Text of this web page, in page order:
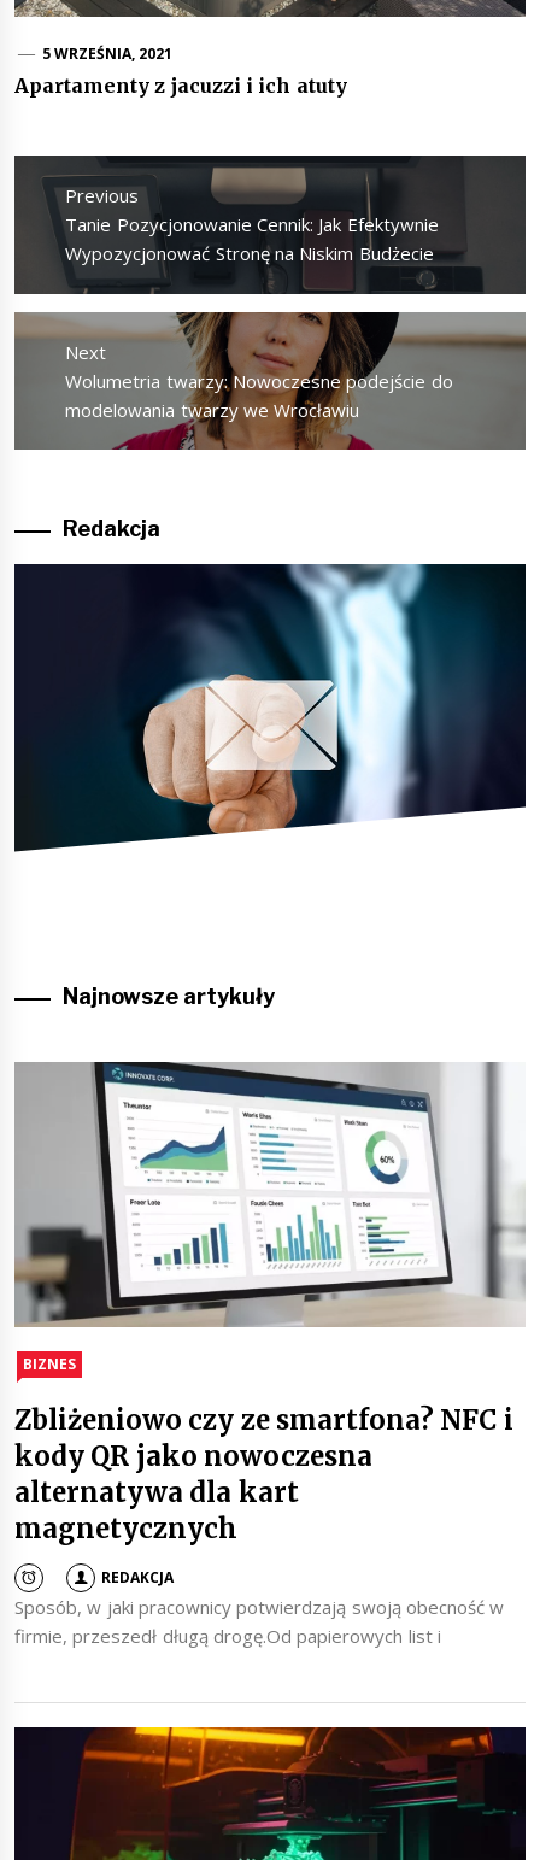
5 WRZEŚNIA, 2021
Apartamenty z jacuzzi i ich atuty
Nawigacja
wpisuPrevious
Previous
post:
Tanie Pozycjonowanie Cennik: Jak Efektywnie
Wypozycjonować Stronę na Niskim Budżecie
Next
Next
post:
Wolumetria twarzy: Nowoczesne podejście do
modelowania twarzy we Wrocławiu
Redakcja
Najnowsze artykuły
BIZNES
Zbliżeniowo czy ze smartfona? NFC i
kody QR jako nowoczesna
alternatywa dla kart
magnetycznych
REDAKCJA
Sposób, w jaki pracownicy potwierdzają swoją obecność w
firmie, przeszedł długą drogę.Od papierowych list i